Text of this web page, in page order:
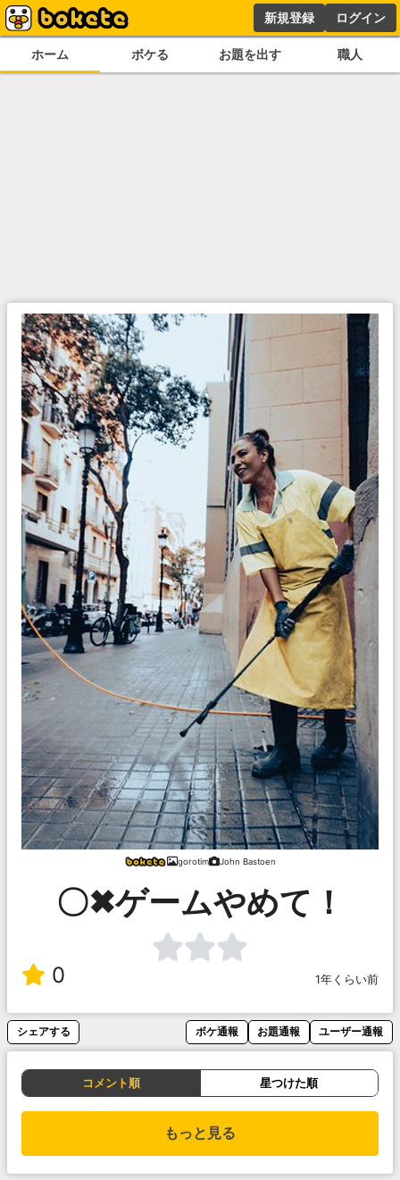
新規登録 ログイン
ホーム ボケる お題を出す 職人
gorotim John Bastoen
〇✖ゲームやめて！
0 1年くらい前
シェアする ボケ通報 お題通報 ユーザー通報
コメント順 星つけた順
もっと見る